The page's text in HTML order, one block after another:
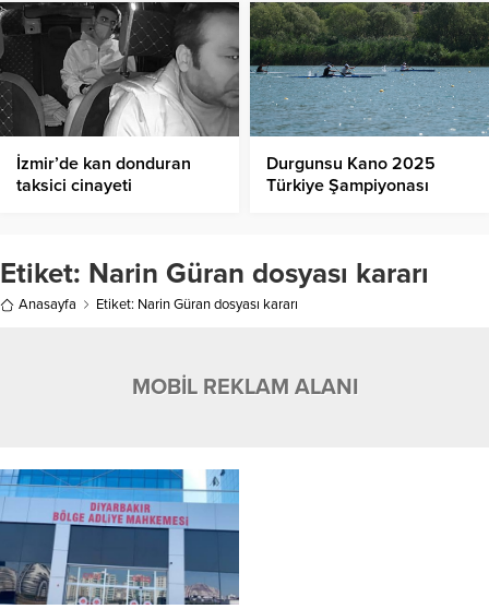
İzmir’de kan donduran
taksici cinayeti
Durgunsu Kano 2025
Türkiye Şampiyonası
Etiket: Narin Güran dosyası kararı
Anasayfa Etiket: Narin Güran dosyası kararı
MOBİL REKLAM ALANI